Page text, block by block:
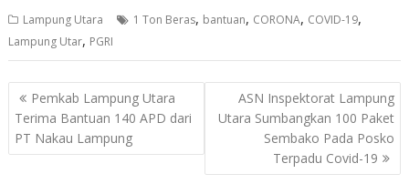
Lampung Utara 1 Ton Beras, bantuan, CORONA, COVID-19,
Lampung Utar, PGRI
Navigasi
pos
Pemkab Lampung Utara
Terima Bantuan 140 APD dari
PT Nakau Lampung
ASN Inspektorat Lampung
Utara Sumbangkan 100 Paket
Sembako Pada Posko
Terpadu Covid-19